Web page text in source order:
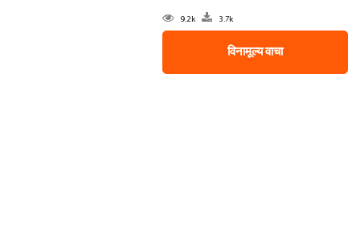
9.2k 3.7k
विनामूल्य वाचा